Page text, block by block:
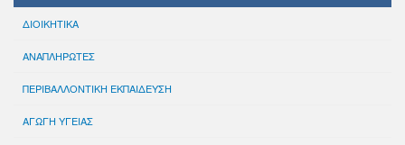
ΔΙΟΙΚΗΤΙΚΑ
ΑΝΑΠΛΗΡΩΤΕΣ
ΠΕΡΙΒΑΛΛΟΝΤΙΚΗ ΕΚΠΑΙΔΕΥΣΗ
ΑΓΩΓΗ ΥΓΕΙΑΣ